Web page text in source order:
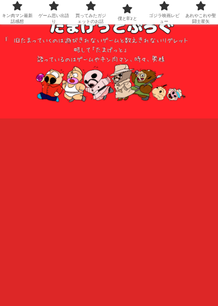
キン肉マン最新
話感想
ゲーム思い出語
り
買ってみたガジ
ェットのお話
僕とB’zと
ゴジラ映画レビ
ュー
あれやこれや聖
闘士星矢